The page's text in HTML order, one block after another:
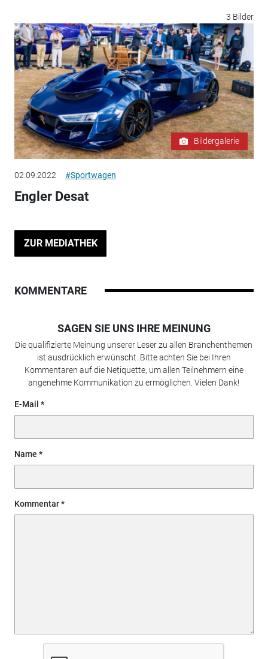
3 Bilder
Bildergalerie
02.09.2022 #Sportwagen
Engler Desat
ZUR MEDIATHEK
KOMMENTARE
SAGEN SIE UNS IHRE MEINUNG
Die qualifizierte Meinung unserer Leser zu allen Branchenthemen
ist ausdrücklich erwünscht. Bitte achten Sie bei Ihren
Kommentaren auf die Netiquette, um allen Teilnehmern eine
angenehme Kommunikation zu ermöglichen. Vielen Dank!
E-Mail
Name
Kommentar